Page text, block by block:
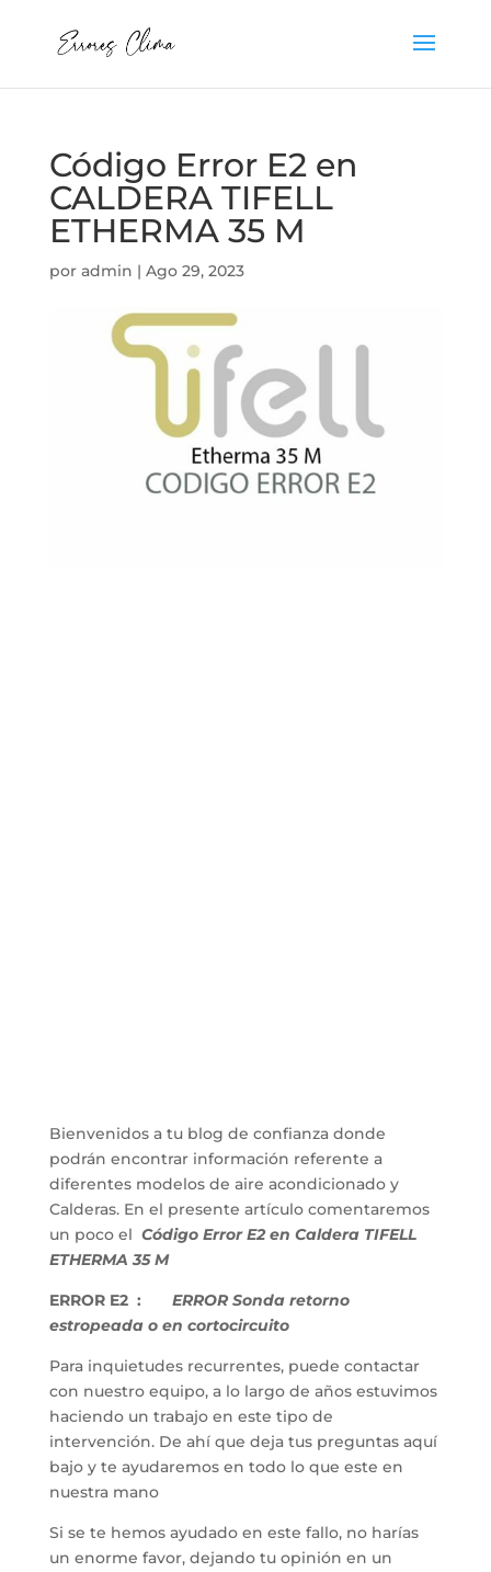
Código Error E2 en
CALDERA TIFELL
ETHERMA 35 M
por admin | Ago 29, 2023
Bienvenidos a tu blog de confianza donde
podrán encontrar información referente a
diferentes modelos de aire acondicionado y
Calderas. En el presente artículo comentaremos
un poco el Código Error E2 en Caldera TIFELL
ETHERMA 35 M
ERROR E2 :
ERROR Sonda retorno
estropeada o en cortocircuito
Para inquietudes recurrentes, puede contactar
con nuestro equipo, a lo largo de años estuvimos
haciendo un trabajo en este tipo de
intervención. De ahí que deja tus preguntas aquí
bajo y te ayudaremos en todo lo que este en
nuestra mano
Si se te hemos ayudado en este fallo, no harías
un enorme favor, dejando tu opinión en un